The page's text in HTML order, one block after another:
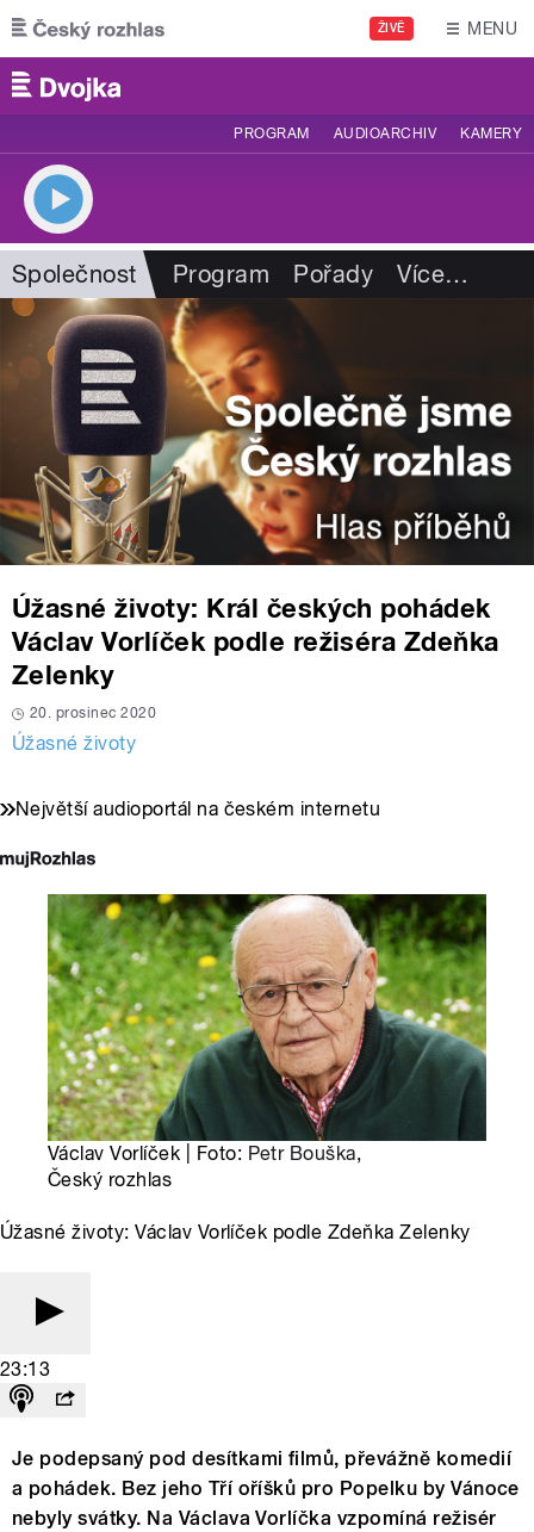
Přejít k hlavnímu obsahu
ŽIVĚ MENU
PROGRAM AUDIOARCHIV KAMERY
Společnost Program Pořady Více…
Úžasné životy: Král českých pohádek
Václav Vorlíček podle režiséra Zdeňka
Zelenky
20. prosinec 2020
Úžasné životy
Největší audioportál na českém internetu
Václav Vorlíček | Foto: Petr Bouška,
Český rozhlas
Úžasné životy: Václav Vorlíček podle Zdeňka Zelenky
23:13
Je podepsaný pod desítkami filmů, převážně komedií
a pohádek. Bez jeho Tří oříšků pro Popelku by Vánoce
nebyly svátky. Na Václava Vorlíčka vzpomíná režisér